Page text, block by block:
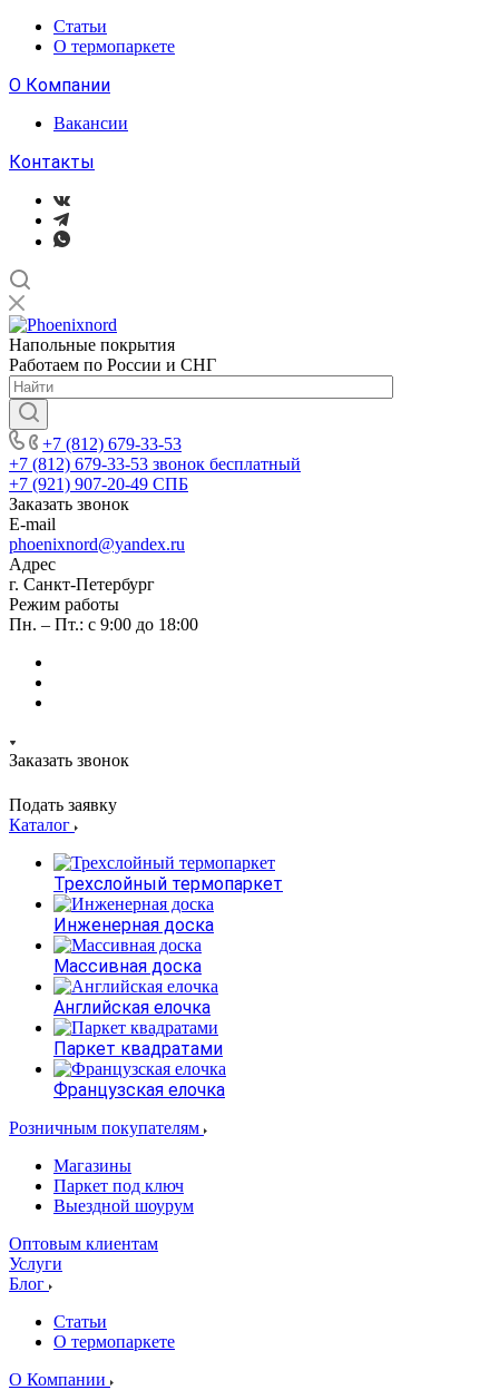
Статьи
О термопаркете
О Компании
Вакансии
Контакты
Напольные покрытия
Работаем по России и СНГ
+7 (812) 679-33-53
+7 (812) 679-33-53 звонок бесплатный
+7 (921) 907-20-49 СПБ
Заказать звонок
E-mail
phoenixnord@yandex.ru
Адрес
г. Санкт-Петербург
Режим работы
Пн. – Пт.: с 9:00 до 18:00
Заказать звонок
Подать заявку
Каталог
Трехслойный термопаркет
Инженерная доска
Массивная доска
Английская елочка
Паркет квадратами
Французская елочка
Розничным покупателям
Магазины
Паркет под ключ
Выездной шоурум
Оптовым клиентам
Услуги
Блог
Статьи
О термопаркете
О Компании